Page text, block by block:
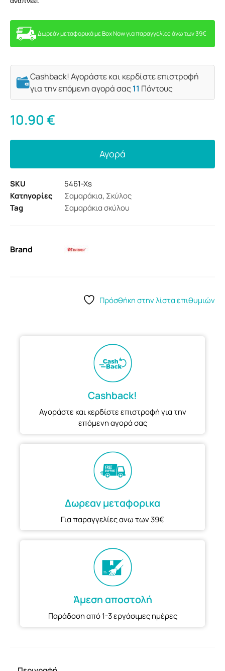
Δωρεάν μεταφορικά με Box Now για παραγγελίες άνω των 39€
Cashback! Αγοράστε και κερδίστε επιστροφή
για την επόμενη αγορά σας11 Πόντους
10.90€
Αγορά
SKU
5461-Xs
Κατηγορίες
Σαμαράκια, Σκύλος
Tag
Σαμαράκια σκύλου
Brand
Πρόσθήκη στην λίστα επιθυμιών
Cashback!
Αγοράστε και κερδίστε επιστροφή για την
επόμενη αγορά σας
Δωρεαν μεταφορικα
Για παραγγελίες ανω των 39€
Άμεση αποστολή
Παράδοση από 1-3 εργάσιμες ημέρες